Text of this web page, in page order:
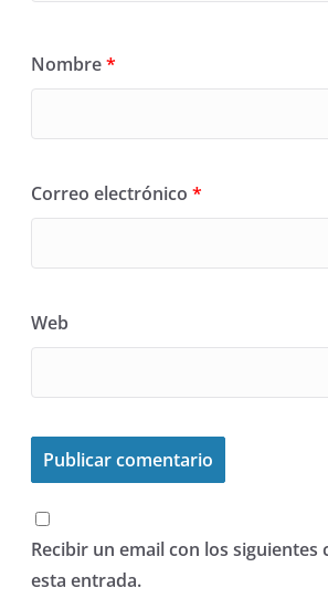
Nombre*
Correo electrónico*
Web
Recibir un email con los siguientes
esta entrada.